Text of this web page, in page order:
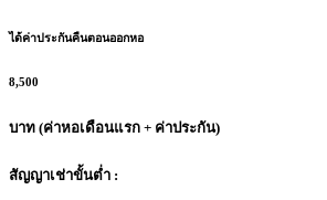
ได้ค่าประกันคืนตอนออกหอ
8,500
บาท (ค่าหอเดือนแรก + ค่าประกัน)
สัญญาเช่าขั้นต่ำ :